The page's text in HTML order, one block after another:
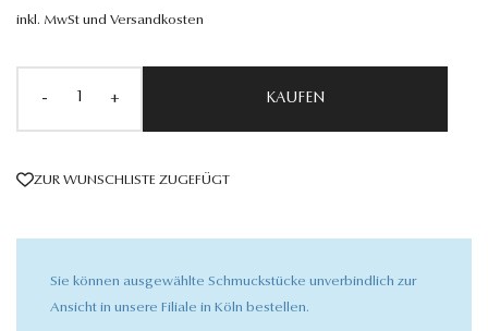
inkl. MwSt und Versandkosten
- + KAUFEN
ZUR WUNSCHLISTE ZUGEFÜGT
Sie können ausgewählte Schmuckstücke unverbindlich zur
Ansicht in unsere Filiale in Köln bestellen.